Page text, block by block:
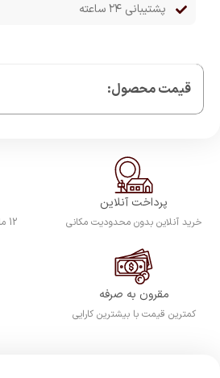
پشتیبانی ۲۴ ساعته
قیمت محصول:​
پرداخت آنلاین
خرید آنلاین بدون محدودیت مکانی 12 ماه گارانتی و خدمات پس از فروش
مقرون به صرفه
کمترین قیمت با بیشترین کارایی